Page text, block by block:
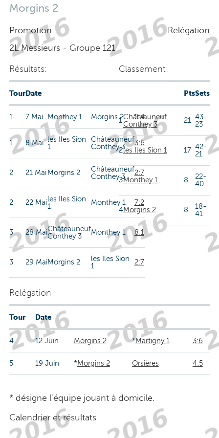
Morgins 2
Promotion
Relégation
2L Messieurs - Groupe 121
Résultats:
TourDate
1 7 Mai Monthey 1 Morgins 2 5:4
1 8 Mai les Iles Sion
1
Châteauneuf
Conthey 3
3:6
2 21 Mai Morgins 2
Châteauneuf
Conthey 3
2:7
2 22 Mai les Iles Sion
1
Monthey 1 7:2
3 28 MaiChâteauneuf
Conthey 3
Monthey 1 8:1
3 29 MaiMorgins 2
les Iles Sion
1
2:7
Classement:
PtsSets
1Châteauneuf
Conthey 3
21
43-
23
2les Iles Sion 1 17 42-
21
3Monthey 1 8
22-
40
4Morgins 2 8
18-
41
Relégation
Tour Date
4 12 Juin Morgins 2 *Martigny 1 3:6
5 19 Juin *Morgins 2 Orsières 4:5
* désigne l'équipe jouant à domicile.
Calendrier et résultats